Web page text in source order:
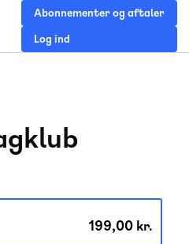
Abonnementer og aftaler
Log ind
199,00 kr.